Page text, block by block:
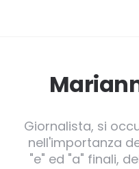
Giornalista, si
nell'importanza
"e" ed "a" finali,